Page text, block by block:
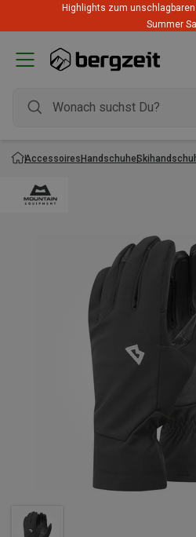
Highlights zum
Summer
AccessoiresHandschuhe